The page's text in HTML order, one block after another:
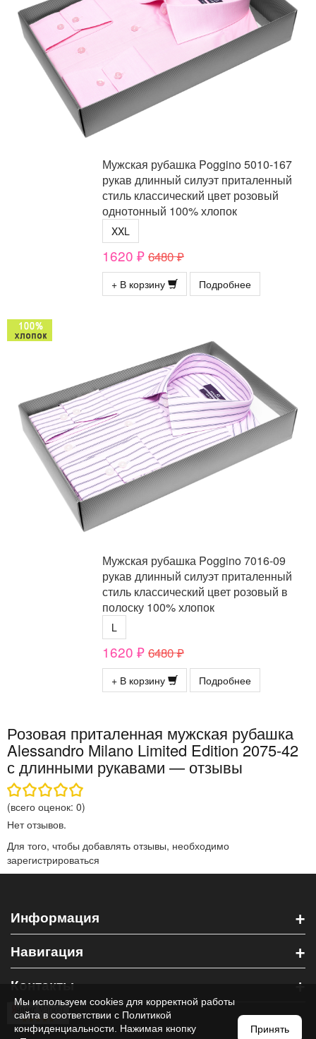
Мужская рубашка Poggino 5010-167
рукав длинный силуэт приталенный
стиль классический цвет розовый
однотонный 100% хлопок
XXL
1620 ₽ 6480 ₽
+ В корзину Подробнее
Мужская рубашка Poggino 7016-09
рукав длинный силуэт приталенный
стиль классический цвет розовый в
полоску 100% хлопок
L
1620 ₽ 6480 ₽
+ В корзину Подробнее
Розовая приталенная мужская рубашка
Alessandro Milano Limited Edition 2075-42
с длинными рукавами — отзывы
(всего оценок: 0)
Нет отзывов.
Для того, чтобы добавлять отзывы, необходимо
зарегистрироваться
Информация +
Навигация +
Контакты +
Мы используем cookies для корректной работы
сайта в соответствии с Политикой
конфиденциальности . Нажимая кнопку
Принять